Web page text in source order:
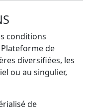
conditions
Plateforme de
diversifiées, les
ou au singulier,
de